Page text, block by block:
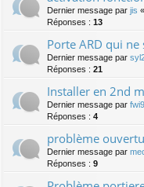
Dernier message par jis «
Réponses : 13
Porte ARD qui
Dernier message par
Réponses : 21
Installer en 2nd
Dernier message par
Réponses : 4
problème
Dernier message par
Réponses : 9